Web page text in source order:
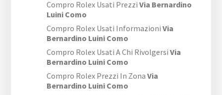
Compro Rolex Usati Prezzi Via Bernardino
Luini Como
Compro Rolex Usati Informazioni Via
Bernardino Luini Como
Compro Rolex Usati A Chi Rivolgersi Via
Bernardino Luini Como
Compro Rolex Prezzi In Zona Via
Bernardino Luini Como